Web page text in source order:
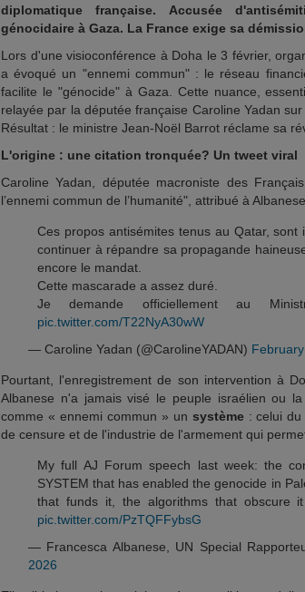
diplomatique française. Accusée
génocidaire à Gaza. La France exige sa
Lors d'une visioconférence à Doha le 3 février,
a évoqué un "ennemi commun" : le réseau
facilite le "génocide" à Gaza. Cette nuance,
relayée par la députée française Caroline Yadan
Résultat : le ministre Jean-Noël Barrot réclame sa
L'origine : une citation tronquée? Un tweet viral
Caroline Yadan, députée macroniste des
l’ennemi commun de l’humanité", attribué à Albanese.
Ces propos antisémites tenus au Qatar,
continuer à répandre sa propagande
encore le mandat.
Cette mascarade a assez duré.
Je demande officiellement au
pic.twitter.com/T22NyA30wW
— Caroline Yadan (@CarolineYADAN)
Pourtant, l'enregistrement de son intervention à
Albanese n'a jamais visé le peuple israélien ou
comme « ennemi commun » un système: celui du
de censure et de l'industrie de l'armement qui
My full AJ Forum speech last week: the
SYSTEM that has enabled the genocide in
that funds it, the algorithms that obscure
pic.twitter.com/PzTQFFybsG
— Francesca Albanese, UN Special
2026